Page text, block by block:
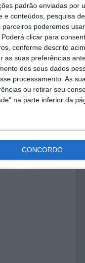
padrão enviadas por
e conteúdos, pesquisa
poderemos
clicar para
conforme descrito
as suas preferências
dos seus dados
processamento. As
ou retirar seu
na parte inferior da
CONCORDO